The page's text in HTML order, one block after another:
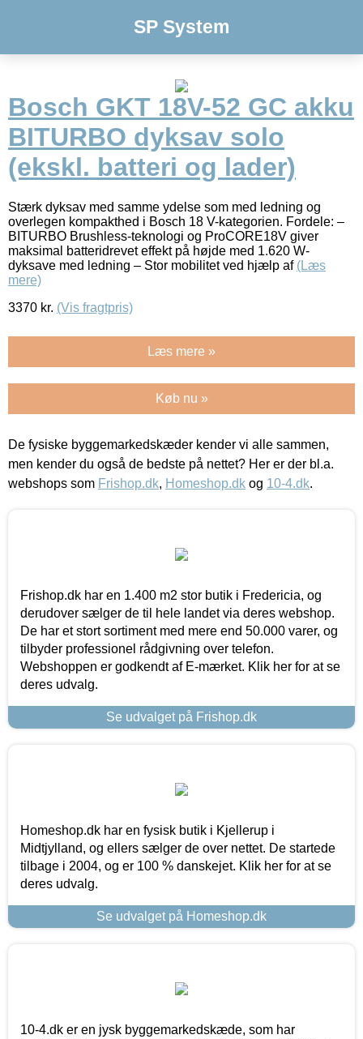
SP System
Bosch GKT 18V-52 GC akku
BITURBO dyksav solo
(ekskl. batteri og lader)
Stærk dyksav med samme ydelse som med ledning og
overlegen kompakthed i Bosch 18 V-kategorien. Fordele: –
BITURBO Brushless-teknologi og ProCORE18V giver
maksimal batteridrevet effekt på højde med 1.620 W-
dyksave med ledning – Stor mobilitet ved hjælp af (Læs
mere)
3370 kr. (Vis fragtpris)
Læs mere »
Køb nu »
De fysiske byggemarkedskæder kender vi alle sammen,
men kender du også de bedste på nettet? Her er der bl.a.
webshops som Frishop.dk, Homeshop.dk og 10-4.dk.
Frishop.dk har en 1.400 m2 stor butik i Fredericia, og
derudover sælger de til hele landet via deres webshop.
De har et stort sortiment med mere end 50.000 varer, og
tilbyder professionel rådgivning over telefon.
Webshoppen er godkendt af E-mærket. Klik her for at se
deres udvalg.
Se udvalget på Frishop.dk
Homeshop.dk har en fysisk butik i Kjellerup i
Midtjylland, og ellers sælger de over nettet. De startede
tilbage i 2004, og er 100 % danskejet. Klik her for at se
deres udvalg.
Se udvalget på Homeshop.dk
10-4.dk er en jysk byggemarkedskæde, som har